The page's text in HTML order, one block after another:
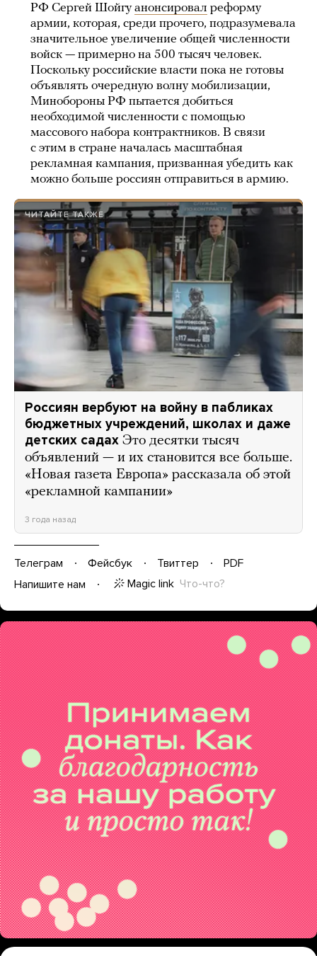
РФ Сергей Шойгуанонсировал реформу
армии, которая, среди прочего, подразумевала
значительное увеличение общей численности
войск — примерно на 500 тысяч человек.
Поскольку российские власти пока не готовы
объявлять очередную волну мобилизации,
Минобороны РФ пытается добиться
необходимой численности с помощью
массового набора контрактников. В связи
с этим в стране началась масштабная
рекламная кампания, призванная убедить как
можно больше россиян отправиться в армию.
ЧИТАЙТЕ ТАКЖЕ
Россиян вербуют на войну в пабликах
бюджетных учреждений, школах и даже
детских садах Это десятки тысяч
объявлений — и их становится все больше.
«Новая газета Европа» рассказала об этой
«рекламной кампании»
3 года назад
Телеграм Фейсбук Твиттер
PDF
Напишите нам
Magic link Что-что?